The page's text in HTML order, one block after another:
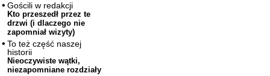
Gościli w redakcji
Kto przeszedł przez te
drzwi (i dlaczego nie
zapomniał wizyty)
To też część naszej
historii
Nieoczywiste wątki,
niezapomniane rozdziały